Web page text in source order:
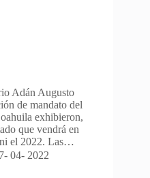
Adán Augusto
de mandato del
exhibieron,
que vendrá en
ni el 2022. Las…
04- 2022